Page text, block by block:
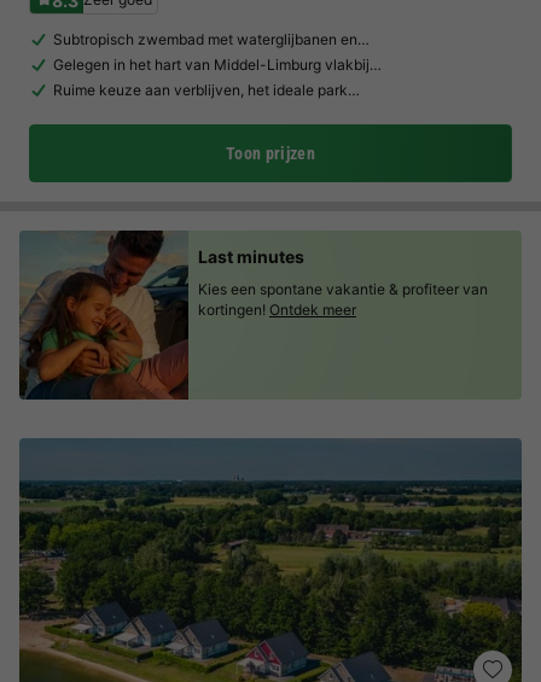
Subtropisch zwembad met waterglijbanen en…
Gelegen in het hart van Middel-Limburg vlakbij…
Ruime keuze aan verblijven, het ideale park…
Toon prijzen
Last minutes
Kies een spontane vakantie & profiteer van
kortingen! Ontdek meer